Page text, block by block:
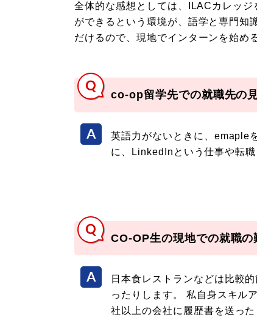
全体的な感想としては、ILACカレッ
ができるという環境が、語学と専門知
だけるので、現地でインターンを始め
co-op留学先での就職先の
英語力がないときに、emaple
に、LinkedInという仕事や転
CO-OP生の現地での就職の
日本食レストランなどは比較
ったりします。 私自身スキル
社以上の会社に履歴書を送っ